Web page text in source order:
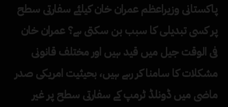
پاکستانی وزیراعظم عمران خان کیلئے سفارتی سطح
پر کسی تبدیلی کا سبب بن سکتی ہے؟ عمران خان
فی الوقت جیل میں قید ہیں اور مختلف قانونی
مشکلات کا سامنا کر رہے ہیں، بحیثیت امریکی صدر
ماضی میں ڈونلڈ ٹرمپ کے سفارتی سطح پر غیر